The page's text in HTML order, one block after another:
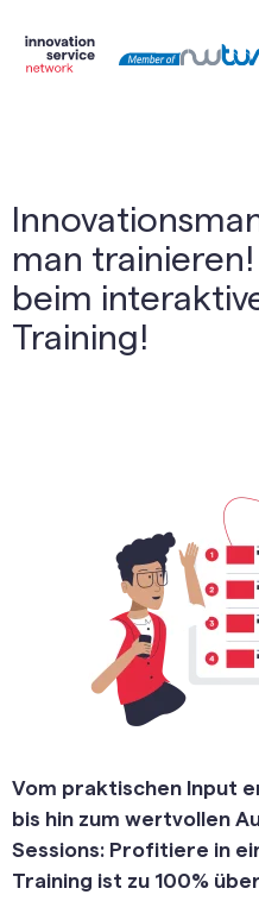
man
beim
Training!
Vom praktischen Input
bis hin zum wertvollen
Sessions: Profitiere in
Training ist zu 100%